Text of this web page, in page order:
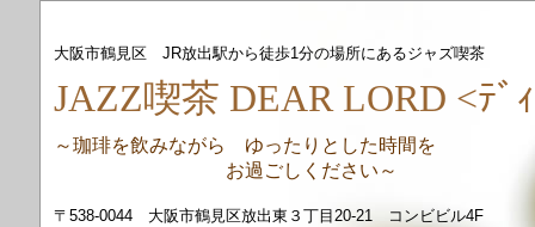
大阪市鶴見区 JR放出駅から徒歩1分の場所にあるジャズ喫茶
JAZZ喫茶 DEAR LORD <ﾃﾞ
～珈琲を飲みながら ゆったりとした時間を
お過ごしください～
〒538-0044 大阪市鶴見区放出東３丁目20-21 コンビビル4F